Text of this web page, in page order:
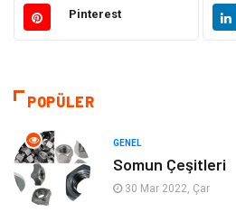
Giyim
Eğitim & Kariyer
Alışveriş
Pinterest
POPÜLER
GENEL
Somun Çeşitleri
30 Mar 2022, Çar